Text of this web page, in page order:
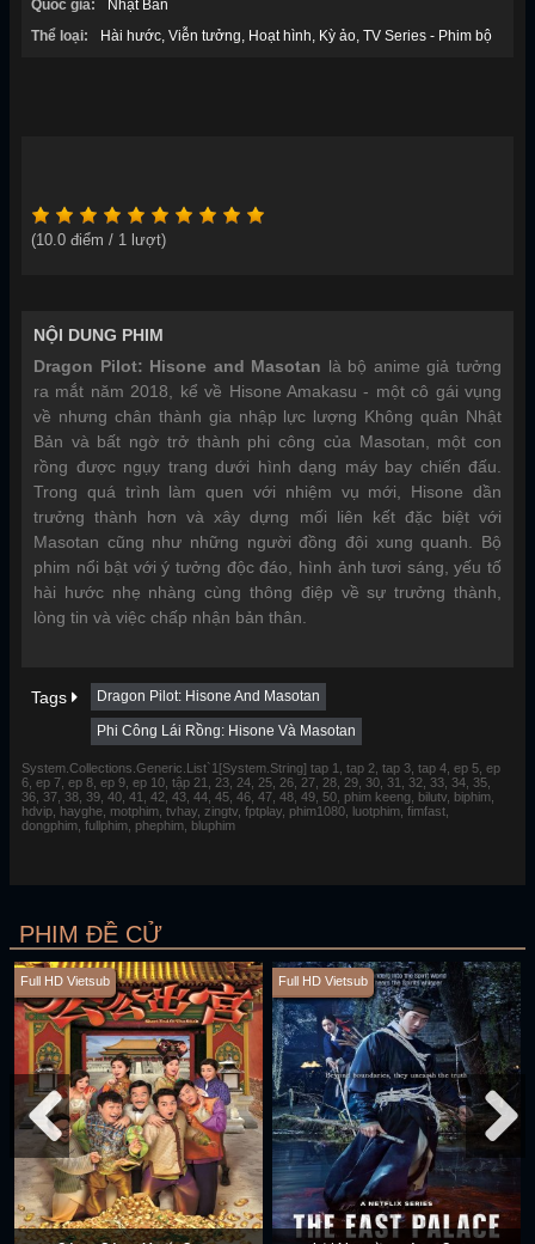
Quốc gia:
Nhật Bản
Thể loại:
Hài hước Viễn tưởng Hoạt hình Kỳ ảo TV Series - Phim bộ
(10.0 điểm / 1 lượt)
NỘI DUNG PHIM
Dragon Pilot: Hisone and Masotan là bộ anime giả tưởng
ra mắt năm 2018, kể về Hisone Amakasu - một cô gái vụng
về nhưng chân thành gia nhập lực lượng Không quân Nhật
Bản và bất ngờ trở thành phi công của Masotan, một con
rồng được ngụy trang dưới hình dạng máy bay chiến đấu.
Trong quá trình làm quen với nhiệm vụ mới, Hisone dần
trưởng thành hơn và xây dựng mối liên kết đặc biệt với
Masotan cũng như những người đồng đội xung quanh. Bộ
phim nổi bật với ý tưởng độc đáo, hình ảnh tươi sáng, yếu tố
hài hước nhẹ nhàng cùng thông điệp về sự trưởng thành,
lòng tin và việc chấp nhận bản thân.
Tags Dragon Pilot: Hisone And Masotan
Phi Công Lái Rồng: Hisone Và Masotan
System.Collections.Generic.List`1[System.String] tap 1, tap 2, tap 3, tap 4, ep 5, ep
6, ep 7, ep 8, ep 9, ep 10, tập 21, 23, 24, 25, 26, 27, 28, 29, 30, 31, 32, 33, 34, 35,
36, 37, 38, 39, 40, 41, 42, 43, 44, 45, 46, 47, 48, 49, 50, phim keeng, bilutv, biphim,
hdvip, hayghe, motphim, tvhay, zingtv, fptplay, phim1080, luotphim, fimfast,
dongphim, fullphim, phephim, bluphim
PHIM ĐỀ CỬ
Full HD Vietsub Full HD Vietsub